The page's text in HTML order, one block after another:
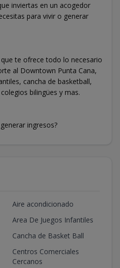
inviertas en un acogedor
para vivir o generar
te ofrece todo lo necesario
al Downtown Punta Cana,
cancha de basketball,
bilingües y mas.
ingresos?
Aire acondicionado
Area De Juegos Infantiles
Cancha de Basket Ball
Centros Comerciales
Cercanos